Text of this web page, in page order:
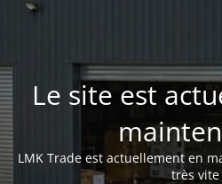
Le site est
LMK Trade est actuellement en
très vite